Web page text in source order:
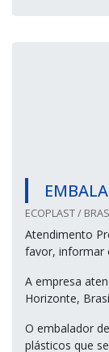
ECOPLAST /
Atendimento
favor, informar
A empresa
Horizonte,
O embalador
plásticos que